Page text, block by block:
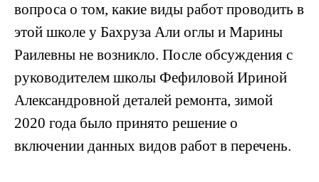
вопроса о том, какие виды работ проводить в
этой школе у Бахруза Али оглы и Марины
Раилевны не возникло. После обсуждения с
руководителем школы Фефиловой Ириной
Александровной деталей ремонта, зимой
2020 года было принято решение о
включении данных видов работ в перечень.